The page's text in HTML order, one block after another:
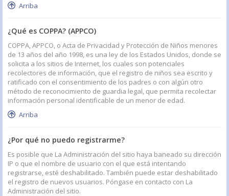
Arriba
¿Qué es COPPA? (APPCO)
COPPA, APPCO, o Acta de Privacidad y Protección de Niños menores
de 13 años del año 1998, es una ley de los Estados Unidos, donde se
solicita a los sitios de Internet, los cuales son potenciales
recolectores de información, que el registro de niños sea escrito y
ratificado con el consentimiento de los padres o con algún otro
método de reconocimiento de guardia legal, que permita recolectar
información personal identificable de un menor de edad.
Arriba
¿Por qué no puedo registrarme?
Es posible que La Administración del sitio haya baneado su dirección
IP o que el nombre de usuario con el que está intentando
registrarse, esté deshabilitado. También puede estar deshabilitado
el registro de nuevos usuarios. Póngase en contacto con La
Administración del sitio.